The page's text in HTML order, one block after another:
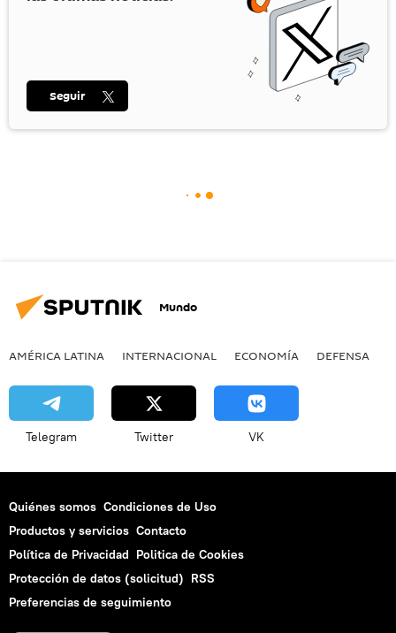
Seguir
Mundo
AMÉRICA LATINA INTERNACIONAL ECONOMÍA DEFENSA
Telegram Twitter VK
Quiénes somos Condiciones de Uso
Productos y servicios Contacto
Política de Privacidad Politica de Cookies
Protección de datos (solicitud) RSS
Preferencias de seguimiento